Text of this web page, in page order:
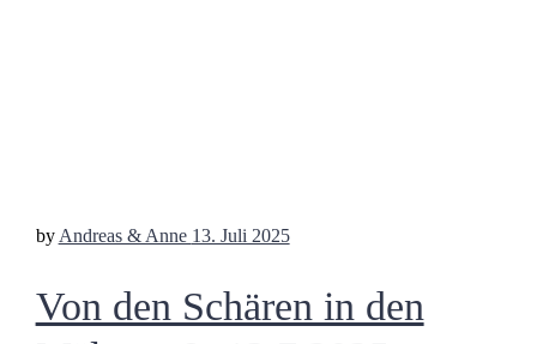
byAndreas & Anne 13. Juli 2025
Von den Schären in den